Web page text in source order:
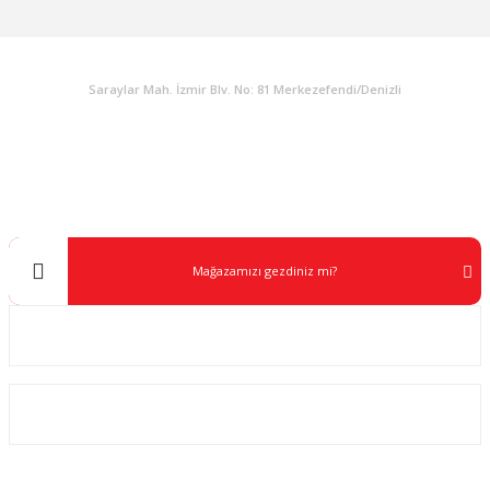
Saraylar Mah. İzmir Blv. No: 81 Merkezefendi/Denizli
Mağazamızı gezdiniz mi?